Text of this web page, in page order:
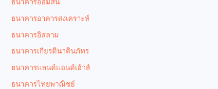
ธนาคารอาคารสงเคราะห์
ธนาคารอิสลาม
ธนาคารเกียรตินาคินภัทร
ธนาคารแลนด์แอนด์เฮ้าส์
ธนาคารไทยพาณิชย์